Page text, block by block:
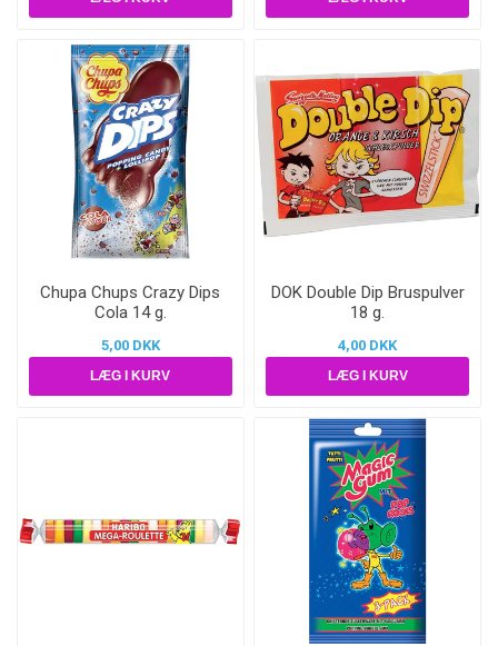
Chupa Chups Crazy Dips
Cola 14 g.
5,00 DKK
DOK Double Dip Bruspulver
18 g.
4,00 DKK